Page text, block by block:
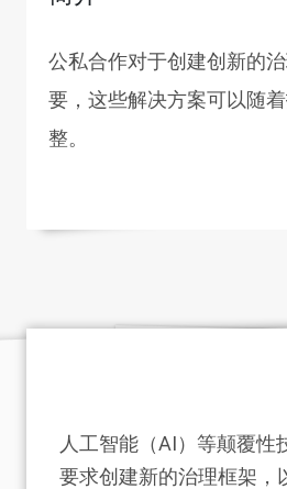
公私合作对于创建创新的
要，这些解决方案可以随
整。
人工智能（AI）等颠覆性
要求创建新的治理框架，